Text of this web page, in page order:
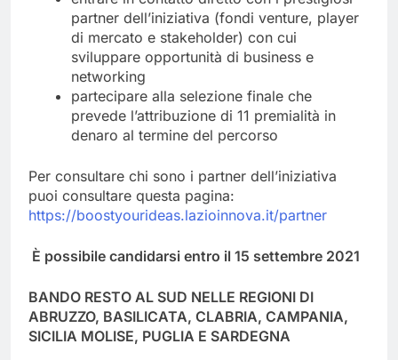
partner dell’iniziativa (fondi venture, player
di mercato e stakeholder) con cui
sviluppare opportunità di business e
networking
partecipare alla selezione finale che
prevede l’attribuzione di 11 premialità in
denaro al termine del percorso
Per consultare chi sono i partner dell’iniziativa
puoi consultare questa pagina:
https://boostyourideas.lazioinnova.it/partner
È possibile candidarsi entro il 15 settembre 2021
BANDO RESTO AL SUD NELLE REGIONI DI
ABRUZZO, BASILICATA, CLABRIA, CAMPANIA,
SICILIA MOLISE, PUGLIA E SARDEGNA